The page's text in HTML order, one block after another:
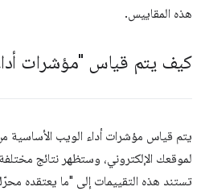
هذه المقاييس.
كيف يتم قياس "مؤشرات
يتم قياس مؤشرات أداء الويب الأساسية
لموقعك الإلكتروني، وستظهر نتائج